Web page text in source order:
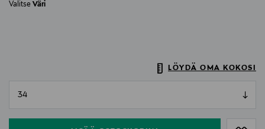
Valitse Väri
LÖYDÄ OMA KOKOSI